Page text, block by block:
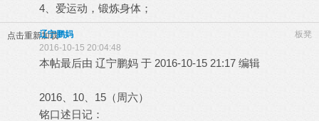
4、爱运动，锻炼身体；
点击重新加载 板凳
辽宁鹏妈
2016-10-15 20:04:48
本帖最后由 辽宁鹏妈 于 2016-10-15 21:17 编辑
2016、10、15（周六）
铭口述日记：